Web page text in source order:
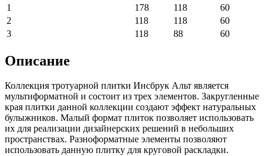
1
178 118
60
2
118 118
60
3
118 88 60
Описание
Коллекция тротуарной плитки Инсбрук Альт является
мультиформатной и состоит из трех элементов. Закругленные
края плитки данной коллекции создают эффект натуральных
булыжников. Малый формат плиток позволяет использовать
их для реализации дизайнерских решений в небольших
пространствах. Разноформатные элементы позволяют
использовать данную плитку для круговой раскладки.